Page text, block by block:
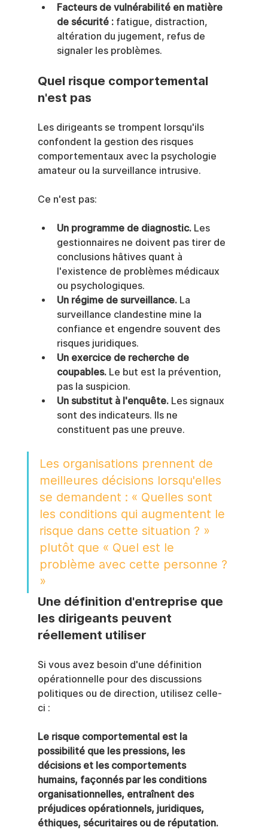
Facteurs de vulnérabilité en matière
de sécurité : fatigue, distraction,
altération du jugement, refus de
signaler les problèmes.
Quel risque comportemental
n'est pas
Les dirigeants se trompent lorsqu'ils
confondent la gestion des risques
comportementaux avec la psychologie
amateur ou la surveillance intrusive.
Ce n'est pas:
Un programme de diagnostic. Les
gestionnaires ne doivent pas tirer de
conclusions hâtives quant à
l'existence de problèmes médicaux
ou psychologiques.
Un régime de surveillance. La
surveillance clandestine mine la
confiance et engendre souvent des
risques juridiques.
Un exercice de recherche de
coupables. Le but est la prévention,
pas la suspicion.
Un substitut à l'enquête. Les signaux
sont des indicateurs. Ils ne
constituent pas une preuve.
Les organisations prennent de
meilleures décisions lorsqu'elles
se demandent : « Quelles sont
les conditions qui augmentent le
risque dans cette situation ? »
plutôt que « Quel est le
problème avec cette personne ?
»
Une définition d'entreprise que
les dirigeants peuvent
réellement utiliser
Si vous avez besoin d'une définition
opérationnelle pour des discussions
politiques ou de direction, utilisez celle-
ci :
Le risque comportemental est la
possibilité que les pressions, les
décisions et les comportements
humains, façonnés par les conditions
organisationnelles, entraînent des
préjudices opérationnels, juridiques,
éthiques, sécuritaires ou de réputation.